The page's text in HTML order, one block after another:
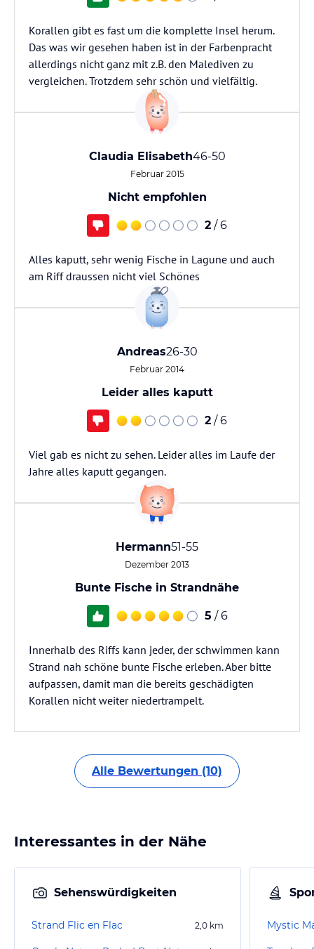
Korallen gibt es fast um die komplette Insel herum.
Das was wir gesehen haben ist in der Farbenpracht
allerdings nicht ganz mit z.B. den Malediven zu
vergleichen. Trotzdem sehr schön und vielfältig.
Claudia Elisabeth46-50
Februar 2015
Nicht empfohlen
2 / 6
Alles kaputt, sehr wenig Fische in Lagune und auch
am Riff draussen nicht viel Schönes
Andreas26-30
Februar 2014
Leider alles kaputt
2 / 6
Viel gab es nicht zu sehen. Leider alles im Laufe der
Jahre alles kaputt gegangen.
Hermann51-55
Dezember 2013
Bunte Fische in Strandnähe
5 / 6
Innerhalb des Riffs kann jeder, der schwimmen kann
Strand nah schöne bunte Fische erleben. Aber bitte
aufpassen, damit man die bereits geschädigten
Korallen nicht weiter niedertrampelt.
Alle Bewertungen (10)
Interessantes in der Nähe
Sehenswürdigkeiten
Strand Flic en Flac 2,0 km Mystic